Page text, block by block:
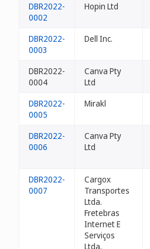
DBR2022-
0002
Hopin Ltd
DBR2022-
0003
Dell Inc.
DBR2022-
0004
Canva Pty
Ltd
DBR2022-
0005
Mirakl
DBR2022-
0006
Canva Pty
Ltd
DBR2022-
0007
Cargox
Transportes
Ltda.
Fretebras
Internet E
Serviços
Ltda.